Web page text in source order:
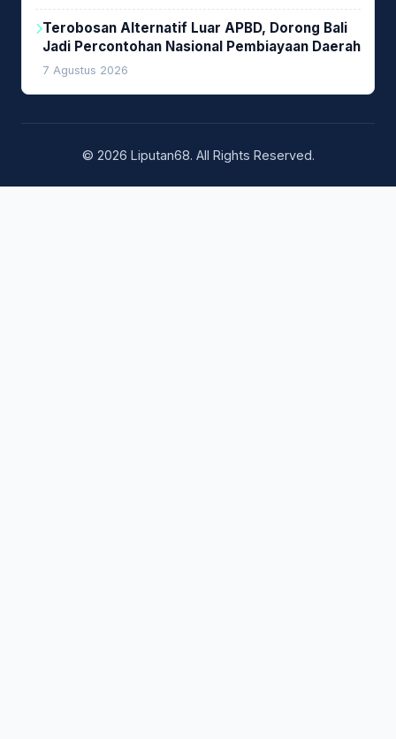
Terobosan Alternatif Luar APBD, Dorong Bali
Jadi Percontohan Nasional Pembiayaan Daerah
7 Agustus 2026
© 2026 Liputan68. All Rights Reserved.